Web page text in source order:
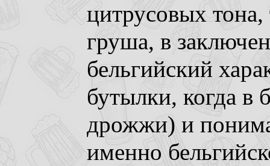
цитрусовых
груша, в
бельгийский
бутылки, когда в
дрожжи) и
именно